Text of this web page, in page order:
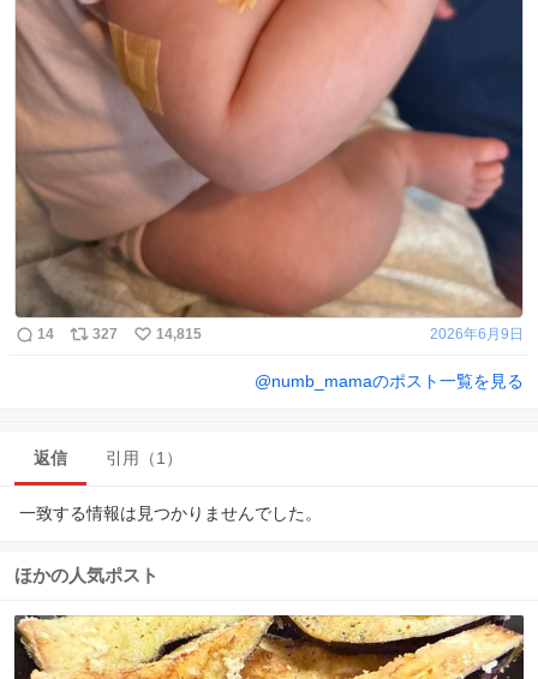
14 327 14,815 2026年6月9日
@numb_mamaのポスト一覧を見る
返信 引用（1）
一致する情報は見つかりませんでした。
ほかの人気ポスト